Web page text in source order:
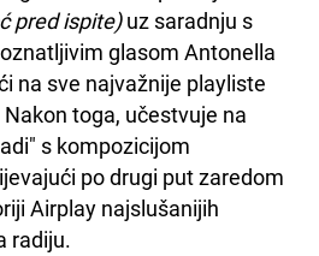
pred ispite)uz saradnju s
glasom Antonella
na sve najvažnije playliste
toga, učestvuje na
s kompozicijom
po drugi put zaredom
Airplay najslušanijih
radiju.